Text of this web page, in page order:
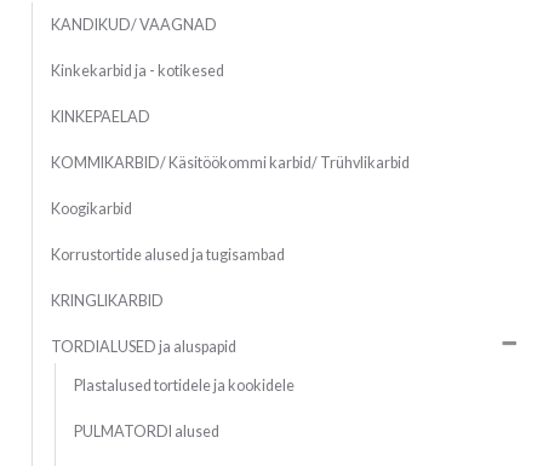
KANDIKUD/ VAAGNAD
Kinkekarbid ja - kotikesed
KINKEPAELAD
KOMMIKARBID/ Käsitöökommi karbid/ Trühvlikarbid
Koogikarbid
Korrustortide alused ja tugisambad
KRINGLIKARBID
TORDIALUSED ja aluspapid
Plastalused tortidele ja kookidele
PULMATORDI alused